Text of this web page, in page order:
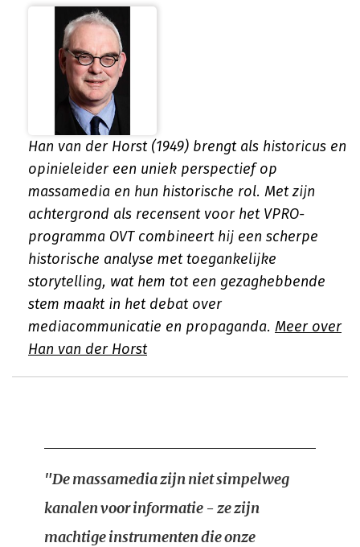
Han van der Horst (1949) brengt als historicus en
opinieleider een uniek perspectief op
massamedia en hun historische rol. Met zijn
achtergrond als recensent voor het VPRO-
programma OVT combineert hij een scherpe
historische analyse met toegankelijke
storytelling, wat hem tot een gezaghebbende
stem maakt in het debat over
mediacommunicatie en propaganda. Meer over
Han van der Horst
"De massamedia zijn niet simpelweg
kanalen voor informatie - ze zijn
machtige instrumenten die onze